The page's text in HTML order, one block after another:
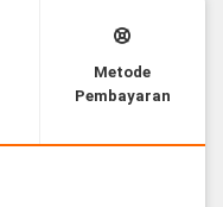
Metode
Pembayaran